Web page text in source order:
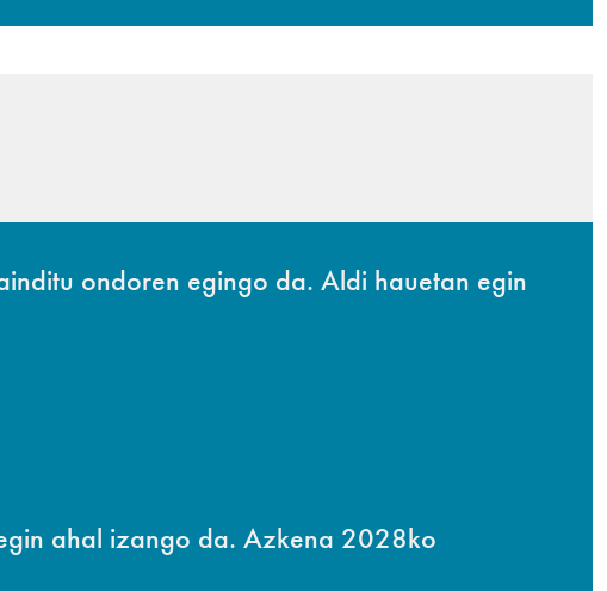
ondoren egingo da. Aldi hauetan egin
ahal izango da. Azkena 2028ko